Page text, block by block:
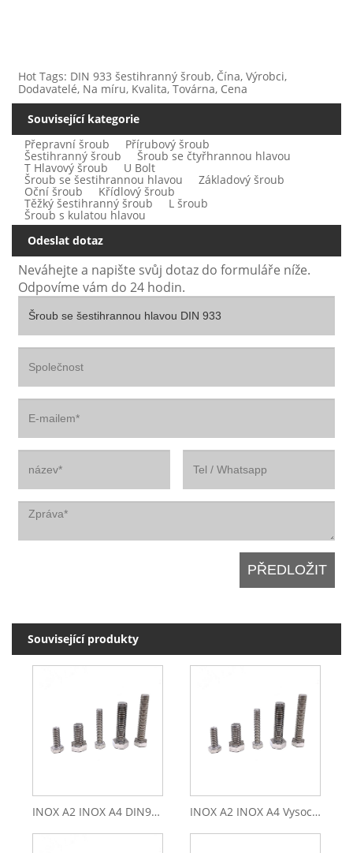
Hot Tags: DIN 933 šestihranný šroub, Čína, Výrobci,
Dodavatelé, Na míru, Kvalita, Továrna, Cena
Související kategorie
Přepravní šroub
Přírubový šroub
Šestihranný šroub Šroub se čtyřhrannou hlavou
T Hlavový šroub U Bolt
Šroub se šestihrannou hlavou Základový šroub
Oční šroub Křídlový šroub
Těžký šestihranný šroub L šroub
Šroub s kulatou hlavou
Odeslat dotaz
Neváhejte a napište svůj dotaz do formuláře níže.
Odpovíme vám do 24 hodin.
Související produkty
INOX A2 INOX A4 DIN933 M6 M8 Šroub se šestihrannou hlavou z nerezové oceli INOX A2 INOX A4 Vysoce kvalitní spojovací materiál z nerezové oceli 304 316 DIN933 Šroub se šestihrannou hlavou